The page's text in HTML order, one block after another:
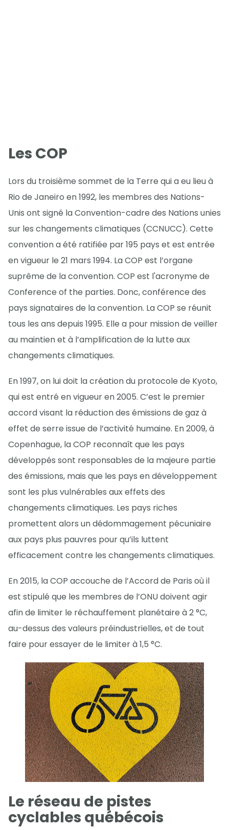
Les COP
Lors du troisième sommet de la Terre qui a eu lieu à
Rio de Janeiro en 1992, les membres des Nations-
Unis ont signé la Convention-cadre des Nations unies
sur les changements climatiques (CCNUCC). Cette
convention a été ratifiée par 195 pays et est entrée
en vigueur le 21 mars 1994. La COP est l’organe
suprême de la convention. COP est l'acronyme de
Conference of the parties. Donc, conférence des
pays signataires de la convention. La COP se réunit
tous les ans depuis 1995. Elle a pour mission de veiller
au maintien et à l’amplification de la lutte aux
changements climatiques.
En 1997, on lui doit la création du protocole de Kyoto,
qui est entré en vigueur en 2005. C’est le premier
accord visant la réduction des émissions de gaz à
effet de serre issue de l’activité humaine. En 2009, à
Copenhague, la COP reconnaît que les pays
développés sont responsables de la majeure partie
des émissions, mais que les pays en développement
sont les plus vulnérables aux effets des
changements climatiques. Les pays riches
promettent alors un dédommagement pécuniaire
aux pays plus pauvres pour qu’ils luttent
efficacement contre les changements climatiques.
En 2015, la COP accouche de l’Accord de Paris où il
est stipulé que les membres de l’ONU doivent agir
afin de limiter le réchauffement planétaire à 2 °C,
au-dessus des valeurs préindustrielles, et de tout
faire pour essayer de le limiter à 1,5 °C.
Le réseau de pistes
cyclables québécois